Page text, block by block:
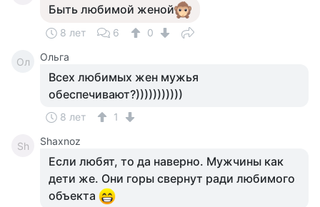
Быть любимой женой
8 лет 6 0
Ол Ольга
Всех любимых жен мужья
обеспечивают?)))))))))))
8 лет 1
Sh Shaxnoz
Если любят, то да наверно. Мужчины как
дети же. Они горы свернут ради любимого
объекта